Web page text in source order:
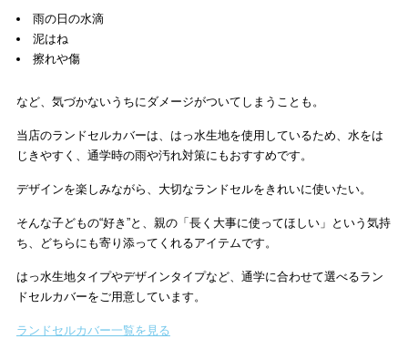
雨の日の水滴
泥はね
擦れや傷
など、気づかないうちにダメージがついてしまうことも。
当店のランドセルカバーは、はっ水生地を使用しているため、水をは
じきやすく、通学時の雨や汚れ対策にもおすすめです。
デザインを楽しみながら、大切なランドセルをきれいに使いたい。
そんな子どもの“好き”と、親の「長く大事に使ってほしい」という気持
ち、どちらにも寄り添ってくれるアイテムです。
はっ水生地タイプやデザインタイプなど、通学に合わせて選べるラン
ドセルカバーをご用意しています。
ランドセルカバー一覧を見る